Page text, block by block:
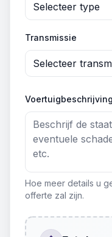
Selecteer type
Transmissie
Selecteer
Voertuigbeschrijving
Hoe meer details u
offerte zal zijn.